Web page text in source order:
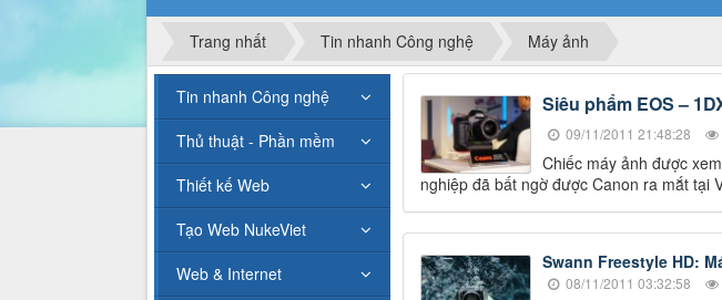
Trang nhất Tin nhanh Công nghệ Máy ảnh
Siêu phẩm EOS –
09/11/2011 21:48:28
Chiếc máy ảnh được
nghiệp đã bất ngờ được Canon ra mắt tại
Swann Freestyle HD:
08/11/2011 03:32:58
Tin nhanh Công nghệ
Thủ thuật - Phần mềm
Thiết kế Web
Tạo Web NukeViet
Web & Internet